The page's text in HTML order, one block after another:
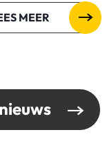
MEER